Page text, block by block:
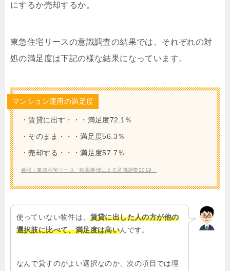
にするか売却するか。
東急住宅リースの意識調査の結果では、それぞれの対
処の満足度は下記の様な結果になっています。
マンション運用の満足度
・賃貸に出す・・・満足度72.1％
・そのまま・・・満足度56.3％
・売却する・・・満足度57.7％
参照：東急住宅リース「転勤事情による意識調査2019」
使っていない物件は、 賃貸に出した人の方が他の
選択肢に比べて、満足度は高いんです。
なんで貸すのがよい選択なのか、次の項目では理